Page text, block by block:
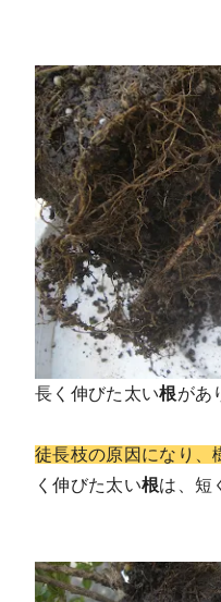
長く伸びた太い根があ
徒長枝の原因になり、
く伸びた太い根は、短